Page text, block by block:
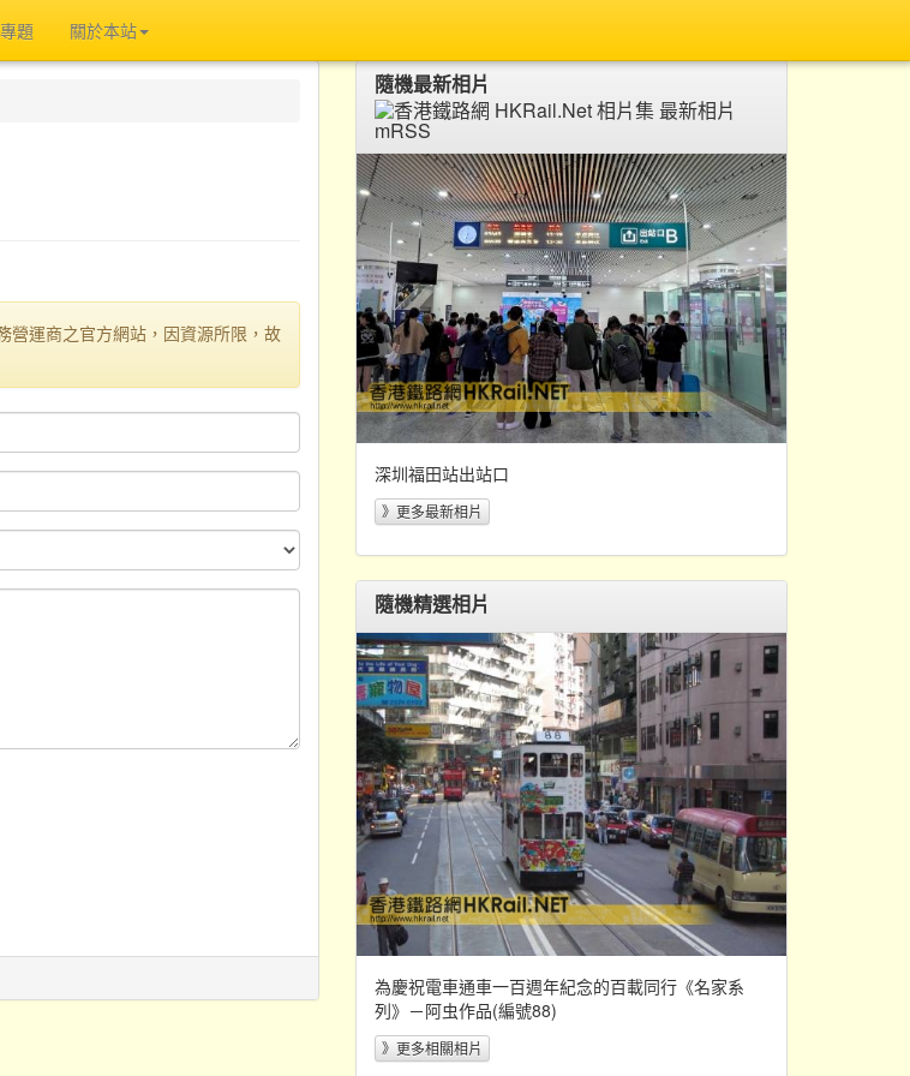
專題 關於本站
營運商之官方網站，因資源所限，故
隨機最新相片
深圳福田站出站口
》更多最新相片
隨機精選相片
為慶祝電車通車一百週年紀念的百載同行《名家系
列》－阿虫作品(編號88)
》更多相關相片